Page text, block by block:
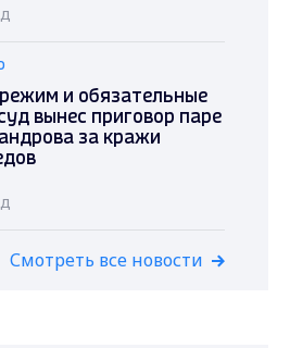
и обязательные
вынес приговор паре
за кражи
Смотреть все новости